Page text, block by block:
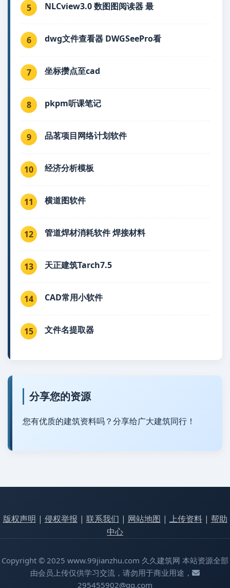
5 NLCview3.0 数图图阅读器 最
6 dwg文件查看器 DWGSeePro看
7 坐标攒点至cad
8 pkpm听课笔记
9 品茗项目网络计划软件
10 经济分析模板
11 横道图软件
12 管道焊材消耗软件 焊接材料
13 天正建筑Tarch7.5
14 CAD常用小软件
15 文件名提取器
分享您的资源
您有优质的建筑资料吗？分享给广大建筑同行！
版权声明 | 侵权举报 | 联系我们 | 网站地图 | 上传资料| 帮助
中心
Copyright © 2025 www.99jianzhu.com 久久建筑网 本站资源全部
由会员上传仅供学习交流，请勿用于商业用途，
295455902@qq.com